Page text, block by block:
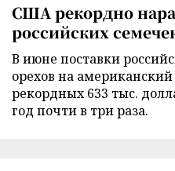
США рекордно
российских
В июне поставки
орехов на
рекордных 633 тыс.
год почти в три раза.